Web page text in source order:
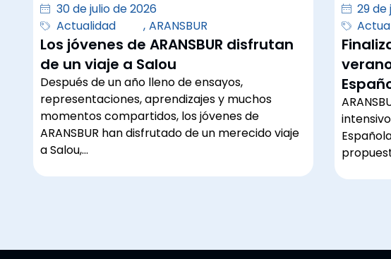
30 de julio de 2026
Actualidad
, ARANSBUR
Los jóvenes de ARANSBUR disfrutan
de un viaje a Salou
Después de un año lleno de ensayos,
representaciones, aprendizajes y muchos
momentos compartidos, los jóvenes de
ARANSBUR han disfrutado de un merecido viaje
a Salou,…
29 de